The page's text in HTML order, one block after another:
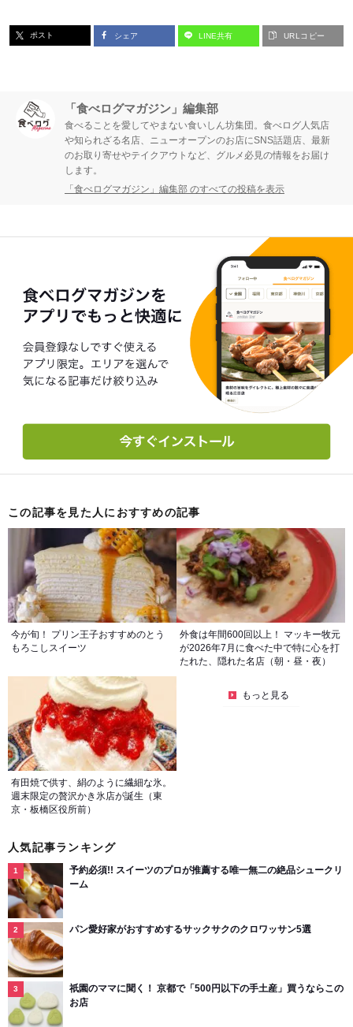
ジ ジ
ポスト シェア LINE共有 URLコピー
「食べログマガジン」編集部
食べることを愛してやまない食いしん坊集団。食べログ人気店
や知られざる名店、ニューオープンのお店にSNS話題店、最新
のお取り寄せやテイクアウトなど、グルメ必見の情報をお届け
します。
「食べログマガジン」編集部 のすべての投稿を表示
この記事を見た人におすすめの記事
今が旬！ プリン王子おすすめのとう
もろこしスイーツ
外食は年間600回以上！ マッキー牧元
が2026年7月に食べた中で特に心を打
たれた、隠れた名店（朝・昼・夜）
有田焼で供す、絹のように繊細な氷。
週末限定の贅沢かき氷店が誕生（東
京・板橋区役所前）
もっと見る
人気記事ランキング
予約必須!! スイーツのプロが推薦する唯一無二の絶品シュークリ
ーム
パン愛好家がおすすめするサックサクのクロワッサン5選
祇園のママに聞く！ 京都で「500円以下の手土産」買うならこの
お店